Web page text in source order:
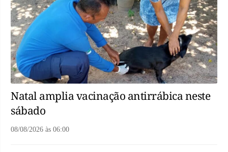
Natal amplia vacinação antirrábica neste
sábado
08/08/2026 às 06:00